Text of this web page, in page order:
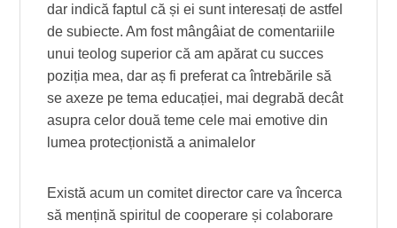
dar indică faptul că și ei sunt interesați de astfel
de subiecte. Am fost mângâiat de comentariile
unui teolog superior că am apărat cu succes
poziția mea, dar aș fi preferat ca întrebările să
se axeze pe tema educației, mai degrabă decât
asupra celor două teme cele mai emotive din
lumea protecționistă a animalelor
Există acum un comitet director care va încerca
să mențină spiritul de cooperare și colaborare